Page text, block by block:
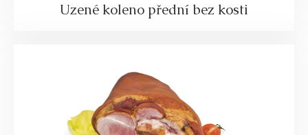
Uzené koleno přední bez kosti